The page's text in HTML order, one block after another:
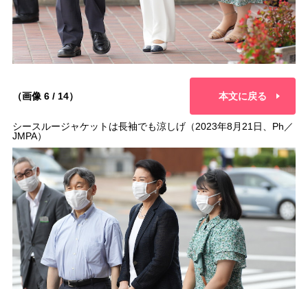
（画像 6 / 14） 本文に戻る
シースルージャケットは長袖でも涼しげ（2023年8月21日、Ph／
JMPA）